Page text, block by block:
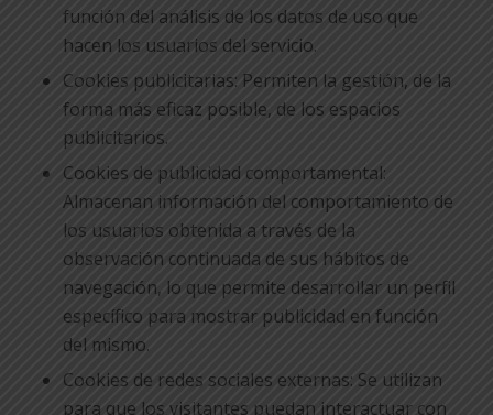
función del análisis de los datos de uso que
hacen los usuarios del servicio.
Cookies publicitarias: Permiten la gestión, de la
forma más eficaz posible, de los espacios
publicitarios.
Cookies de publicidad comportamental:
Almacenan información del comportamiento de
los usuarios obtenida a través de la
observación continuada de sus hábitos de
navegación, lo que permite desarrollar un perfil
específico para mostrar publicidad en función
del mismo.
Cookies de redes sociales externas: Se utilizan
para que los visitantes puedan interactuar con